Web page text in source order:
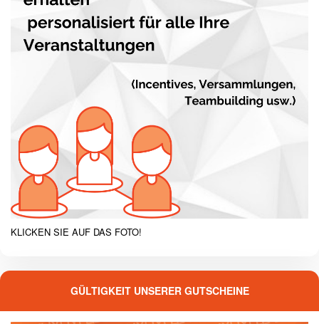
KLICKEN SIE AUF DAS FOTO!
GÜLTIGKEIT UNSERER GUTSCHEINE